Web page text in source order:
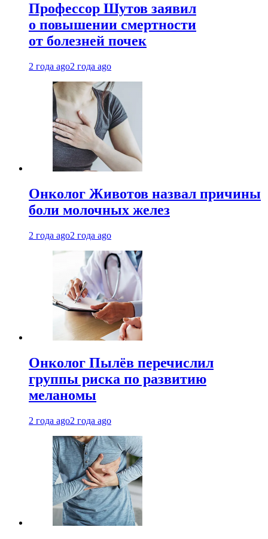
Профессор Шутов заявил
о повышении смертности
от болезней почек
2 года ago2 года ago
Онколог Животов назвал причины
боли молочных желез
2 года ago2 года ago
Онколог Пылёв перечислил
группы риска по развитию
меланомы
2 года ago2 года ago